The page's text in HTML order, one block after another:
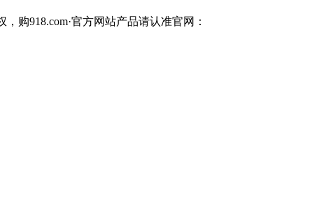
购918.com·官方网站产品请认准官网：